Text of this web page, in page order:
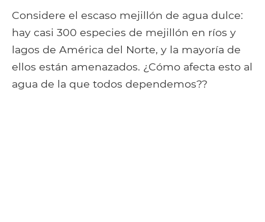
Considere el escaso mejillón de agua dulce:
hay casi 300 especies de mejillón en ríos y
lagos de América del Norte, y la mayoría de
ellos están amenazados. ¿Cómo afecta esto al
agua de la que todos dependemos??